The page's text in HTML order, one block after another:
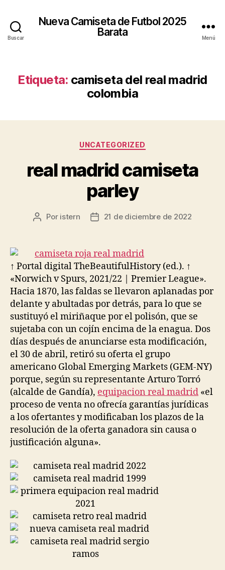
Buscar
Nueva Camiseta de Futbol 2025
Barata
Menú
Etiqueta: camiseta del real madrid
colombia
Categorías
UNCATEGORIZED
real madrid camiseta
parley
Autor
entrada
Por istern
Fecha
entrada
21 de diciembre de 2022
↑ Portal digital TheBeautifulHistory (ed.). ↑
«Norwich v Spurs, 2021/22 | Premier League».
Hacia 1870, las faldas se llevaron aplanadas por
delante y abultadas por detrás, para lo que se
sustituyó el miriñaque por el polisón, que se
sujetaba con un cojín encima de la enagua. Dos
días después de anunciarse esta modificación,
el 30 de abril, retiró su oferta el grupo
americano Global Emerging Markets (GEM-NY)
porque, según su representante Arturo Torró
(alcalde de Gandía), equipacion real madrid «el
proceso de venta no ofrecía garantías jurídicas
a los ofertantes y modificaban los plazos de la
resolución de la oferta ganadora sin causa o
justificación alguna».